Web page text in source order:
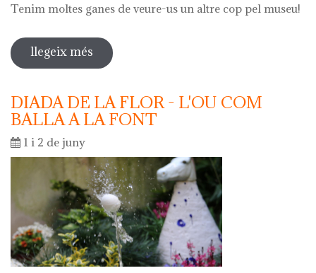
Tenim moltes ganes de veure-us un altre cop pel museu!
llegeix més sobre oberta la inscripció per a les
activitats escolars curs 2024 - 2025
DIADA DE LA FLOR - L'OU COM
BALLA A LA FONT
1 i 2 de juny